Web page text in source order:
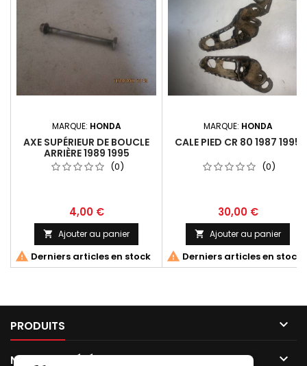
MARQUE: HONDA
AXE SUPÉRIEUR DE BOUCLE
ARRIÈRE 1989 1995
(0)
4,00 €
 Ajouter au panier
 Derniers articles en stock
MARQUE: HONDA
CALE PIED CR 80 1987 1995
(0)
30,00 €
 Ajouter au panier
 Derniers articles en stock
PRODUITS 
NOTRE SOCIÉTÉ 